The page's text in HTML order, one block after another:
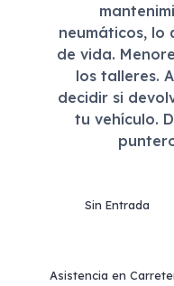
neumáticos, lo
de vida.
los talleres.
decidir si
tu vehículo.
Sin Entrada
Asistencia en